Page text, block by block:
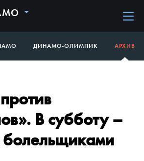
ДИНАМО-ОЛИМПИК АРХИВ
В субботу –
болельщиками